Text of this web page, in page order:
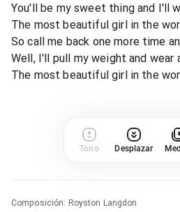
You'll be my sweet thing and I'll
The most beautiful girl in the
So call me back one more time
Well, I'll pull my weight and wear
The most beautiful girl in the
Tono Desplazar
Composición: Royston Langdon